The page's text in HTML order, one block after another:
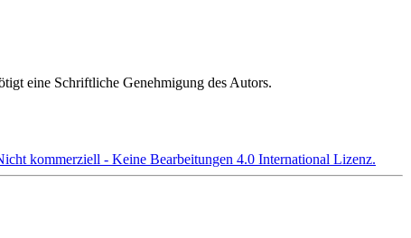
eine Schriftliche Genehmigung des Autors.
kommerziell - Keine Bearbeitungen 4.0 International Lizenz.